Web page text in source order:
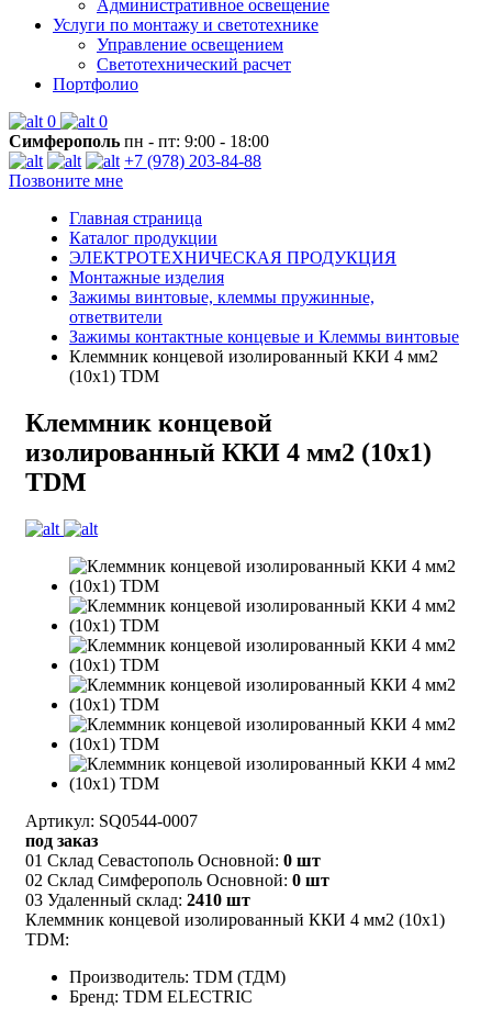
Административное освещение
Услуги по монтажу и светотехнике
Управление освещением
Светотехнический расчет
Портфолио
0
0
Симферополь пн - пт: 9:00 - 18:00
+7 (978) 203-84-88
Позвоните мне
Главная страница
Каталог продукции
ЭЛЕКТРОТЕХНИЧЕСКАЯ ПРОДУКЦИЯ
Монтажные изделия
Зажимы винтовые, клеммы пружинные,
ответвители
Зажимы контактные концевые и Клеммы винтовые
Клеммник концевой изолированный ККИ 4 мм2
(10х1) TDM
Клеммник концевой
изолированный ККИ 4 мм2 (10х1)
TDM
Артикул: SQ0544-0007
под заказ
01 Склад Севастополь Основной: 0 шт
02 Склад Симферополь Основной: 0 шт
03 Удаленный склад: 2410 шт
Клеммник концевой изолированный ККИ 4 мм2 (10х1)
TDM:
Производитель: TDM (ТДМ)
Бренд: TDM ELECTRIC